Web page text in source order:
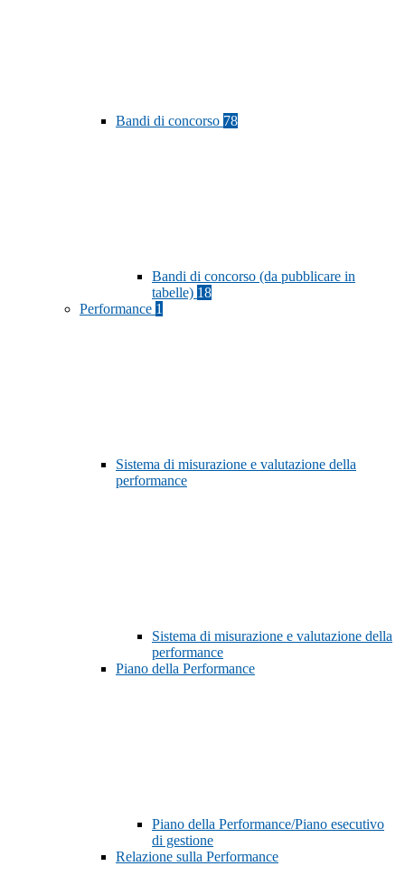
Bandi di concorso 78
Bandi di concorso (da pubblicare in
tabelle) 18
Performance 1
Sistema di misurazione e valutazione della
performance
Sistema di misurazione e valutazione della
performance
Piano della Performance
Piano della Performance/Piano esecutivo
di gestione
Relazione sulla Performance